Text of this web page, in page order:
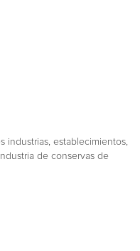
industrias, establecimientos,
de conservas de